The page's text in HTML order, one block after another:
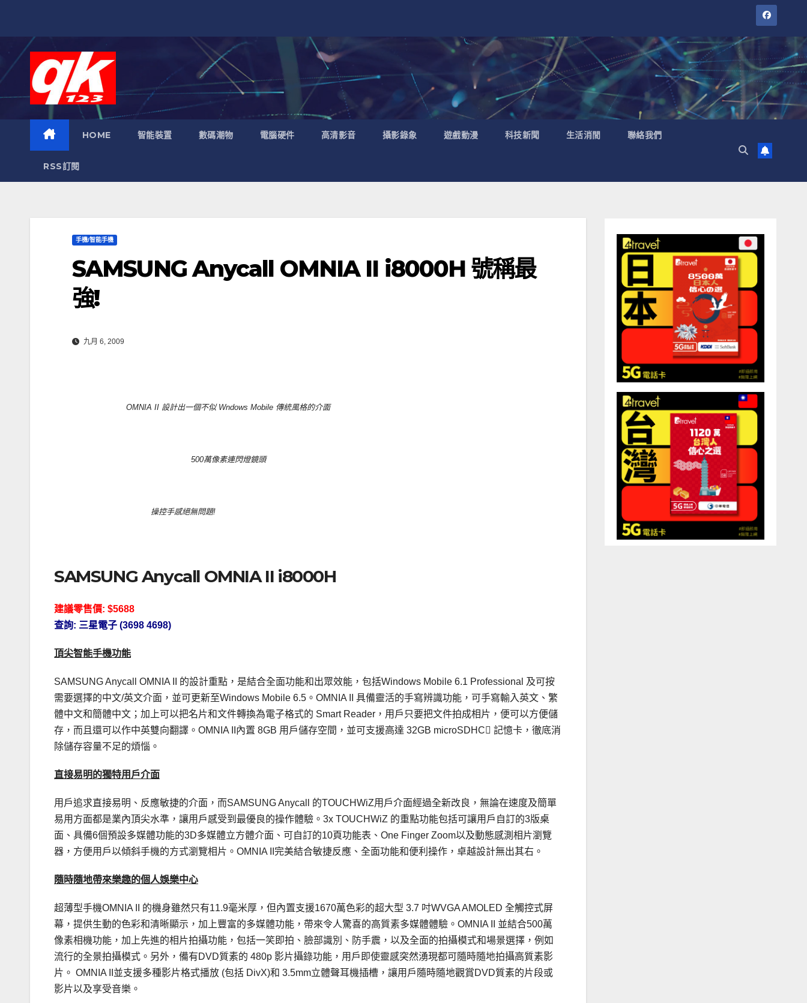
HOME 智能裝置 數碼潮物 電腦硬件 高清影音 攝影錄象 遊戲動漫 科技新聞 生活消閒 聯絡我們
RSS訂閱
手機/智能手機
SAMSUNG Anycall OMNIA II i8000H 號稱最
強!
九月 6, 2009
OMNIA II 設計出一個不似 Wndows Mobile 傳統風格的介面
500萬像素連閃燈鏡頭
操控手感絕無問題!
SAMSUNG Anycall OMNIA II i8000H
建議零售價: $5688
查詢: 三星電子 (3698 4698)
頂尖智能手機功能
SAMSUNG Anycall OMNIA II 的設計重點，是結合全面功能和出眾效能，包括Windows Mobile 6.1 Professional 及可按
需要選擇的中文/英文介面，並可更新至Windows Mobile 6.5。OMNIA II 具備靈活的手寫辨識功能，可手寫輸入英文、繁
體中文和簡體中文；加上可以把名片和文件轉換為電子格式的 Smart Reader，用戶只要把文件拍成相片，便可以方便儲
存，而且還可以作中英雙向翻譯。OMNIA II內置 8GB 用戶儲存空間，並可支援高達 32GB microSDHC 記憶卡，徹底消
除儲存容量不足的煩惱。
直接易明的獨特用戶介面
用戶追求直接易明、反應敏捷的介面，而SAMSUNG Anycall 的TOUCHWiZ用戶介面經過全新改良，無論在速度及簡單
易用方面都是業內頂尖水準，讓用戶感受到最優良的操作體驗。3x TOUCHWiZ 的重點功能包括可讓用戶自訂的3版桌
面、具備6個預設多媒體功能的3D多媒體立方體介面、可自訂的10頁功能表、One Finger Zoom以及動態感測相片瀏覽
器，方便用戶以傾斜手機的方式瀏覽相片。OMNIA II完美結合敏捷反應、全面功能和便利操作，卓越設計無出其右。
隨時隨地帶來樂趣的個人娛樂中心
超薄型手機OMNIA II 的機身雖然只有11.9毫米厚，但內置支援1670萬色彩的超大型 3.7 吋WVGA AMOLED 全觸控式屏
幕，提供生動的色彩和清晰顯示，加上豐富的多媒體功能，帶來令人驚喜的高質素多媒體體驗。OMNIA II 並結合500萬
像素相機功能，加上先進的相片拍攝功能，包括一笑即拍、臉部識別、防手震，以及全面的拍攝模式和場景選擇，例如
流行的全景拍攝模式。另外，備有DVD質素的 480p 影片攝錄功能，用戶即使靈感突然湧現都可隨時隨地拍攝高質素影
片。 OMNIA II並支援多種影片格式播放 (包括 DivX)和 3.5mm立體聲耳機插槽，讓用戶隨時隨地觀賞DVD質素的片段或
影片以及享受音樂。